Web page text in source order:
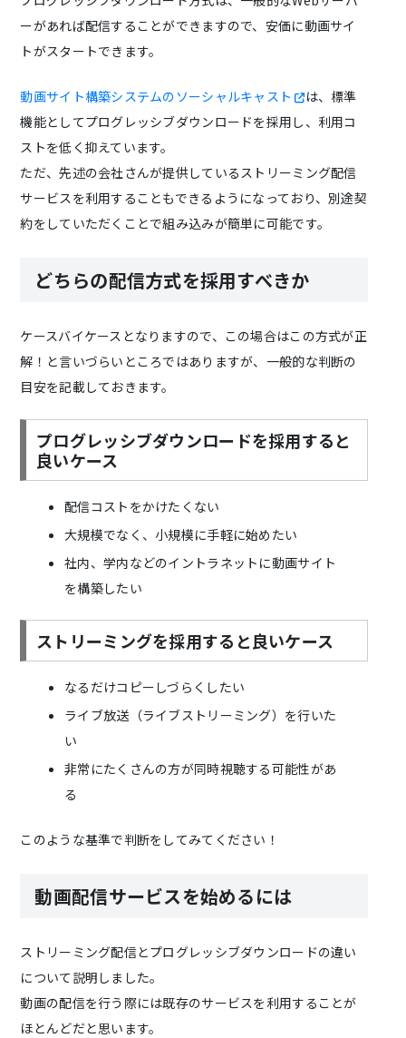
ーがあれば配信することができますので、安価に動画サイ
トがスタートできます。
動画サイト構築システムのソーシャルキャスト
は、標準
機能としてプログレッシブダウンロードを採用し、利用コ
ストを低く抑えています。
ただ、先述の会社さんが提供しているストリーミング配信
サービスを利用することもできるようになっており、別途契
約をしていただくことで組み込みが簡単に可能です。
どちらの配信方式を採用すべきか
ケースバイケースとなりますので、この場合はこの方式が正
解！と言いづらいところではありますが、一般的な判断の
目安を記載しておきます。
プログレッシブダウンロードを採用すると
良いケース
配信コストをかけたくない
大規模でなく、小規模に手軽に始めたい
社内、学内などのイントラネットに動画サイト
を構築したい
ストリーミングを採用すると良いケース
なるだけコピーしづらくしたい
ライブ放送（ライブストリーミング）を行いた
い
非常にたくさんの方が同時視聴する可能性があ
る
このような基準で判断をしてみてください！
動画配信サービスを始めるには
ストリーミング配信とプログレッシブダウンロードの違い
について説明しました。
動画の配信を行う際には既存のサービスを利用することが
ほとんどだと思います。